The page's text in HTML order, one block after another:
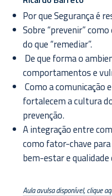
Por que Segurança é
Sobre “prevenir”
do que “remediar”.
De que forma o
comportamentos e
Como a comunicação
fortalecem a cultura
prevenção.
A integração entre
como fator-chave
bem-estar e qualidade
Aula avulsa disponível, clique